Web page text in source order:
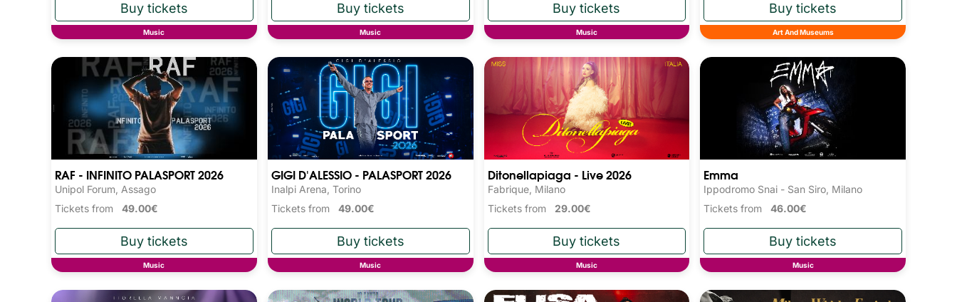
Music Music Music Art And Museums
RAF - INFINITO PALASPORT 2026
Unipol Forum, Assago
Tickets from 49.00€
Music
GIGI D'ALESSIO - PALASPORT 2026
Inalpi Arena, Torino
Tickets from 49.00€
Music
Ditonellapiaga - Live 2026
Fabrique, Milano
Tickets from 29.00€
Music
Emma
Ippodromo Snai - San Siro, Milano
Tickets from46.00€
Music